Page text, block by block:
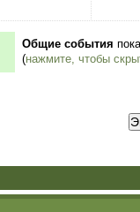
Общие события
(нажмите, чтобы